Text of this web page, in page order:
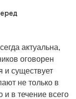
актуальна,
оговорен
и существует
не только в
и в течение всего